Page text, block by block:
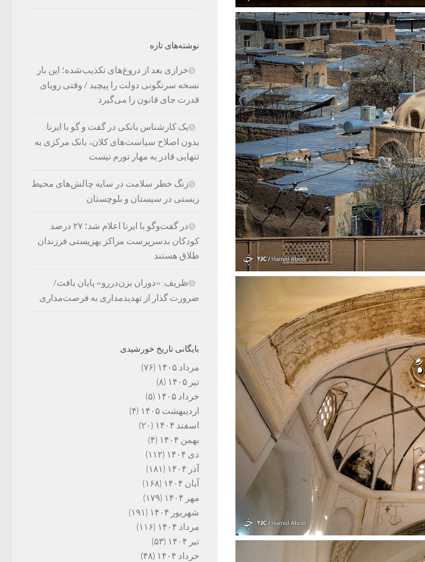
نوشته‌های تازه
خرازی بعد از دروغ‌های تکذیب‌شده؛ این بار
نسخه سرنگونی دولت را پیچید / وقتی رویای
قدرت جای قانون را می‌گیرد
یک کارشناس بانکی در گفت و گو با ایرنا:
بدون اصلاح سیاست‌های کلان، بانک مرکزی به
تنهایی قادر به مهار تورم نیست
زنگ خطر سلامت در سایه چالش‌های محیط
زیستی در سیستان و بلوچستان
در گفت‌وگو با ایرنا اعلام شد؛ ۲۷ درصد
کودکان بدسرپرست مراکز بهزیستی فرزندان
طلاق هستند
ظریف: «دوران بزن‌دررو» پایان یافت/
ضرورت گذار از تهدیدمداری به فرصت‌مداری
بایگانی تاریخ خورشیدی
مرداد ۱۴۰۵
(۷۶)
تیر ۱۴۰۵
(۸)
خرداد ۱۴۰۵
(۵)
اردیبهشت ۱۴۰۵
(۴)
اسفند ۱۴۰۴
(۲۰)
بهمن ۱۴۰۴
(۴)
دی ۱۴۰۴
(۱۱۲)
آذر ۱۴۰۴
(۱۸۱)
آبان ۱۴۰۴
(۱۶۸)
مهر ۱۴۰۴
(۱۷۹)
شهریور ۱۴۰۴
(۱۹۱)
مرداد ۱۴۰۴
(۱۱۶)
تیر ۱۴۰۴
(۵۳)
خرداد ۱۴۰۴
(۴۸)